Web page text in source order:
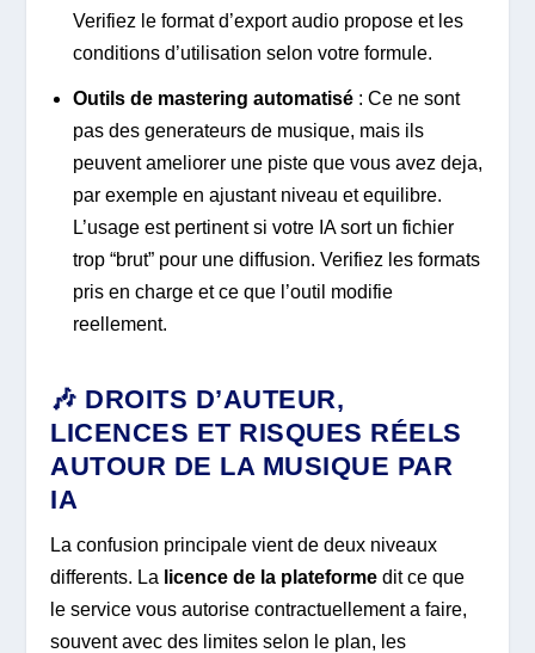
Verifiez le format d’export audio propose et les
conditions d’utilisation selon votre formule.
Outils de mastering automatisé: Ce ne sont
pas des generateurs de musique, mais ils
peuvent ameliorer une piste que vous avez deja,
par exemple en ajustant niveau et equilibre.
L’usage est pertinent si votre IA sort un fichier
trop “brut” pour une diffusion. Verifiez les formats
pris en charge et ce que l’outil modifie
reellement.
🎶 DROITS D’AUTEUR,
LICENCES ET RISQUES RÉELS
AUTOUR DE LA MUSIQUE PAR
IA
La confusion principale vient de deux niveaux
differents. La licence de la plateforme dit ce que
le service vous autorise contractuellement a faire,
souvent avec des limites selon le plan, les